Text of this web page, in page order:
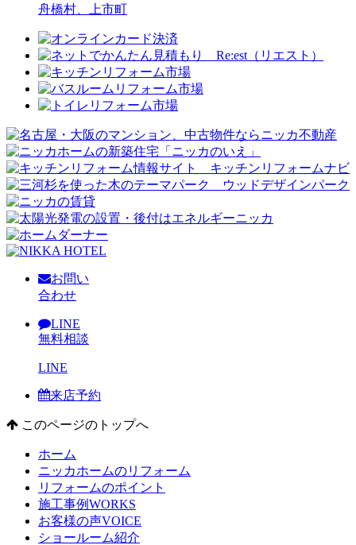
舟橋村、上市町
お問い
合わせ
LINE
無料相談
LINE
来店予約
このページのトップへ
ホーム
ニッカホームのリフォーム
リフォームのポイント
施工事例WORKS
お客様の声VOICE
ショールーム紹介